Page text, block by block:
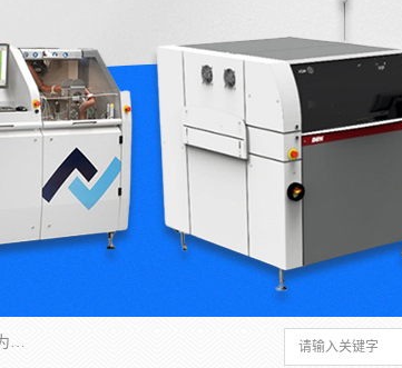
深圳市亿阳电子仪器有限公司坐落于风景秀丽的深圳市光明区，集SMT设备销售务为一体，努力为客户提供电子装配解决方案。与行业**SMT设备厂商：ASM（印刷机，锡膏检查机，贴片机），德国ERSA（爱莎）建立了稳固的代理合作关系，销售的设备一直保持**电子装配行业未来发展方向，能够满足客户各种繁杂产品的生产应用。